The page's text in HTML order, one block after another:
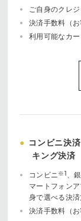
ご自身のクレ
決済手数料（お
利用可能なカ
● コンビニ決
キング決済
コンビニ※1、
マートフォンア
身で選べる決済
決済手数料（